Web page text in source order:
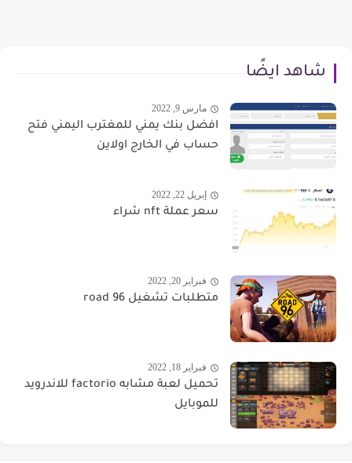
شاهد ايضًا
مارس 9, 2022
افضل بنك يمني للمغترب اليمني فتح
حساب في الخارج اولاين
إبريل 22, 2022
سعر عملة nft شراء
فبراير 20, 2022
متطلبات تشغيل road 96
فبراير 18, 2022
تحميل لعبة مشابه factorio للاندرويد
للموبايل